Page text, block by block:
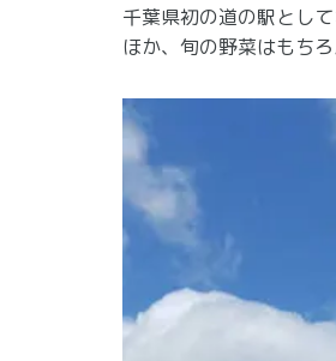
千葉県初の道の駅とし
ほか、旬の野菜はもち